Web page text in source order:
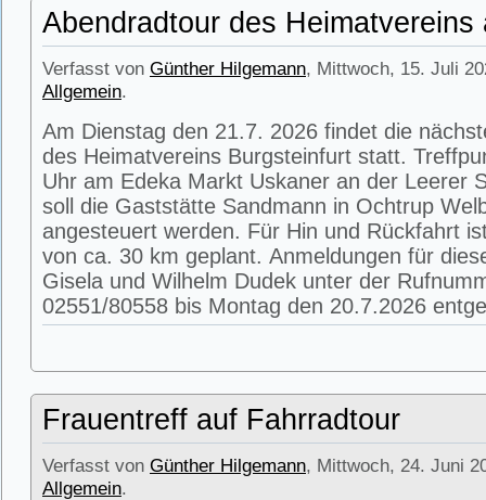
Abendradtour des Heimatvereins
Verfasst von Günther Hilgemann, Mittwoch, 15. Juli
Allgemein.
Am Dienstag den 21.7. 2026 findet die
des Heimatvereins Burgsteinfurt statt.
Uhr am Edeka Markt Uskaner an der Leerer
soll die Gaststätte Sandmann in Ochtrup
angesteuert werden. Für Hin und Rückfahrt
von ca. 30 km geplant. Anmeldungen für
Gisela und Wilhelm Dudek unter der
02551/80558 bis Montag den 20.7.2026
Frauentreff auf Fahrradtour
Verfasst von Günther Hilgemann, Mittwoch, 24. Juni
Allgemein.